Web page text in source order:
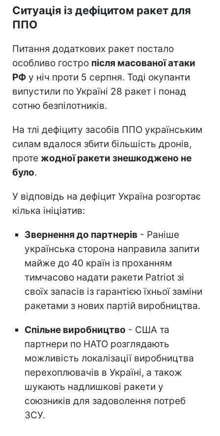
Ситуація із дефіцитом ракет для
ППО
Питання додаткових ракет постало
особливо гостро після масованої атаки
РФ у ніч проти 5 серпня. Тоді окупанти
випустили по Україні 28 ракет і понад
сотню безпілотників.
На тлі дефіциту засобів ППО українським
силам вдалося збити більшість дронів,
проте жодної ракети знешкоджено не
було.
У відповідь на дефіцит Україна розгортає
кілька ініціатив:
Звернення до партнерів - Раніше
українська сторона направила запити
майже до 40 країн із проханням
тимчасово надати ракети Patriot зі
своїх запасів із гарантією їхньої заміни
ракетами з нових партій виробництва.
Спільне виробництво - США та
партнери по НАТО розглядають
можливість локалізації виробництва
перехоплювачів в Україні, а також
шукають надлишкові ракети у
союзників для задоволення потреб
ЗСУ.